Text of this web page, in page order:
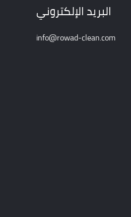
البريد الإلكتروني
info@rowad-clean.com